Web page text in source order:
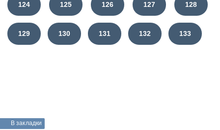
124 125 126 127 128
129 130 131 132 133
В закладки